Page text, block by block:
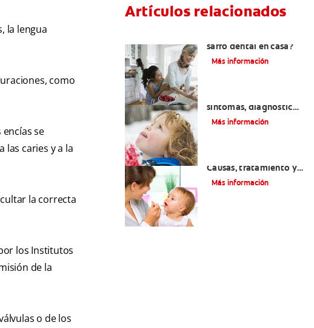
la lengua
como
se
las caries y a la
la correcta
los Institutos
de la
o de los
Artículos relacionados
sarro dental en casa?
Más información
síntomas, diagnóstico
y tratamiento
Más información
Causas, tratamiento y
cuidado
Más información